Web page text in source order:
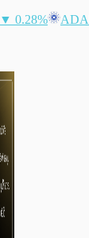
▼ 0.28% ADA